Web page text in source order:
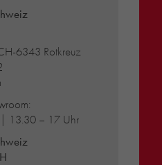
6343 Rotkreuz
13.30 – 17 Uhr